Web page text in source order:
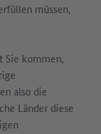
müssen,
Sie kommen,
also die
Länder diese